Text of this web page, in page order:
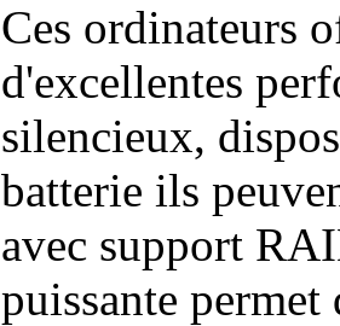
Ces ordinateurs
d'excellentes
silencieux,
batterie ils
avec support
puissante permet